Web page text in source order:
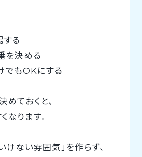
する
を決める
でもOKにする
めておくと、
なります。
けない雰囲気」を作らず、